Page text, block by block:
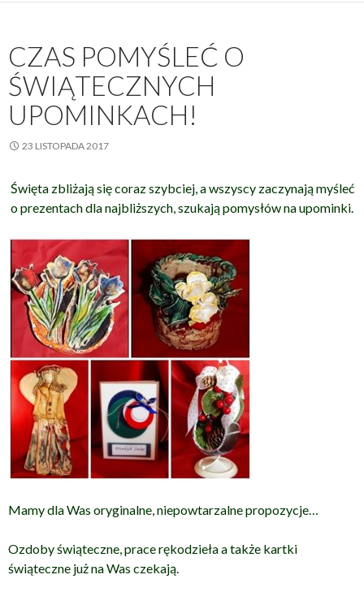
CZAS POMYŚLEĆ O
ŚWIĄTECZNYCH
UPOMINKACH!
23 LISTOPADA 2017
Święta zbliżają się coraz szybciej, a wszyscy zaczynają myśleć
o prezentach dla najbliższych, szukają pomysłów na upominki.
Mamy dla Was oryginalne, niepowtarzalne propozycje…
Ozdoby świąteczne, prace rękodzieła a także kartki
świąteczne już na Was czekają.